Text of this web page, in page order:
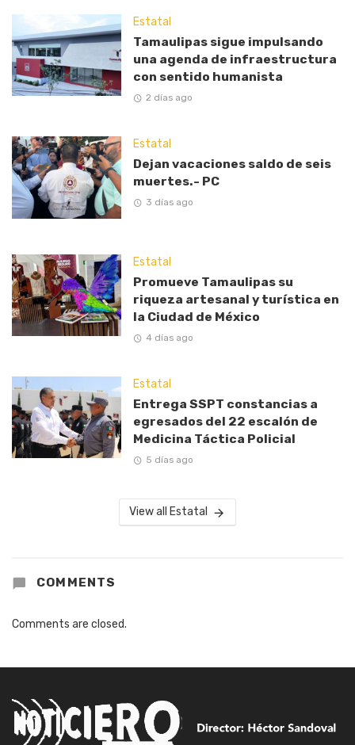
Estatal
Tamaulipas sigue impulsando
una agenda de infraestructura
con sentido humanista
2 días ago
Estatal
Dejan vacaciones saldo de seis
muertes.- PC
3 días ago
Estatal
Promueve Tamaulipas su
riqueza artesanal y turística en
la Ciudad de México
4 días ago
Estatal
Entrega SSPT constancias a
egresados del 22 escalón de
Medicina Táctica Policial
5 días ago
View all Estatal
COMMENTS
Comments are closed.